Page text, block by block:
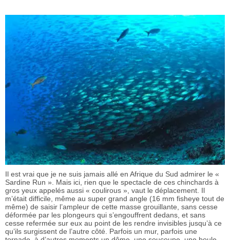
Il est vrai que je ne suis jamais allé en Afrique du Sud admirer le «
Sardine Run ». Mais ici, rien que le spectacle de ces chinchards à
gros yeux appelés aussi « coulirous », vaut le déplacement. Il
m’était difficile, même au super grand angle (16 mm fisheye tout de
même) de saisir l’ampleur de cette masse grouillante, sans cesse
déformée par les plongeurs qui s’engouffrent dedans, et sans
cesse refermée sur eux au point de les rendre invisibles jusqu’à ce
qu’ils surgissent de l’autre côté. Parfois un mur, parfois une